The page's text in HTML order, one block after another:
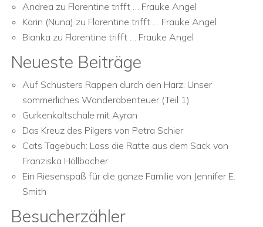
Andrea zu Florentine trifft … Frauke Angel
Karin (Nuna) zu Florentine trifft … Frauke Angel
Bianka zu Florentine trifft … Frauke Angel
Neueste Beiträge
Auf Schusters Rappen durch den Harz: Unser
sommerliches Wanderabenteuer (Teil 1)
Gurkenkaltschale mit Ayran
Das Kreuz des Pilgers von Petra Schier
Cats Tagebuch: Lass die Ratte aus dem Sack von
Franziska Höllbacher
Ein Riesenspaß für die ganze Familie von Jennifer E.
Smith
Besucherzähler